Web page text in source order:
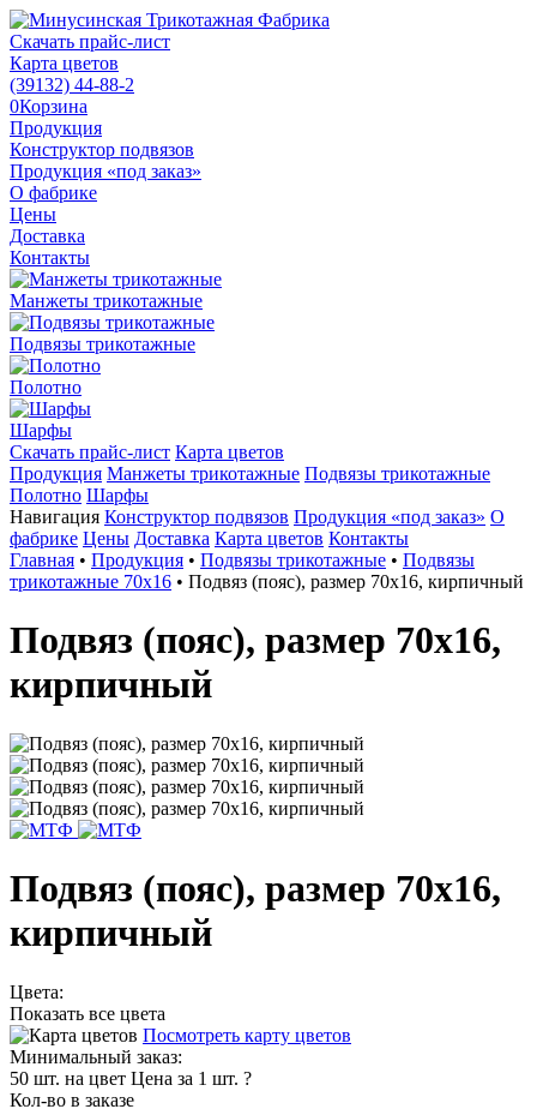
Скачать прайс-лист
Карта цветов
(39132) 44-88-2
0Корзина
Продукция
Конструктор подвязов
Продукция «под заказ»
О фабрике
Цены
Доставка
Контакты
Манжеты трикотажные
Подвязы трикотажные
Полотно
Шарфы
Скачать прайс-лист Карта цветов
Продукция Манжеты трикотажные Подвязы трикотажные
Полотно Шарфы
Навигация Конструктор подвязов Продукция «под заказ» О
фабрике Цены Доставка Карта цветов Контакты
Главная • Продукция • Подвязы трикотажные • Подвязы
трикотажные 70х16 • Подвяз (пояс), размер 70х16, кирпичный
Подвяз (пояс), размер 70х16,
кирпичный
Подвяз (пояс), размер 70х16,
кирпичный
Цвета:
Показать все цвета
Посмотреть карту цветов
Минимальный заказ:
50 шт. на цвет Цена за 1 шт. ?
Кол-во в заказе